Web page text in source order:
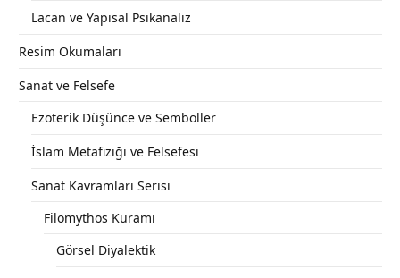
Lacan ve Yapısal Psikanaliz
Resim Okumaları
Sanat ve Felsefe
Ezoterik Düşünce ve Semboller
İslam Metafiziği ve Felsefesi
Sanat Kavramları Serisi
Filomythos Kuramı
Görsel Diyalektik